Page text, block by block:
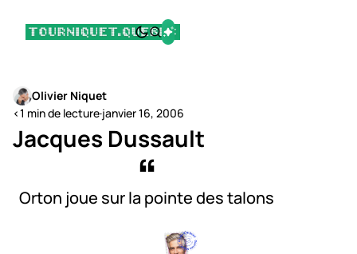
Olivier Niquet
<1 min de lecture·janvier 16, 2006
Jacques Dussault
Orton joue sur la pointe des talons